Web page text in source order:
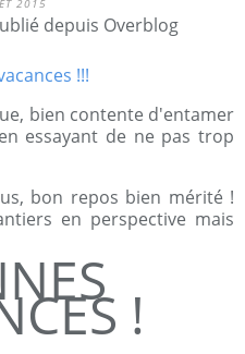
2015
depuis Overblog
bien contente d'entamer
essayant de ne pas trop
bon repos bien mérité !
en perspective mais
!